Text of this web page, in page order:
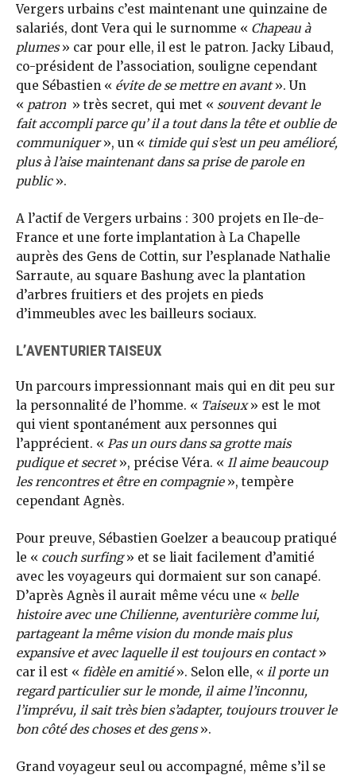
Vergers urbains c’est maintenant une quinzaine de
salariés, dont Vera qui le surnomme « Chapeau à
plumes» car pour elle, il est le patron. Jacky Libaud,
co-président de l’association, souligne cependant
que Sébastien « évite de se mettre en avant». Un
« patron » très secret, qui met « souvent devant le
fait accompli parce qu’ il a tout dans la tête et oublie de
communiquer», un « timide qui s’est un peu amélioré,
plus à l’aise maintenant dans sa prise de parole en
public».
A l’actif de Vergers urbains : 300 projets en Ile-de-
France et une forte implantation à La Chapelle
auprès des Gens de Cottin, sur l’esplanade Nathalie
Sarraute, au square Bashung avec la plantation
d’arbres fruitiers et des projets en pieds
d’immeubles avec les bailleurs sociaux.
L’AVENTURIER TAISEUX
Un parcours impressionnant mais qui en dit peu sur
la personnalité de l’homme. « Taiseux» est le mot
qui vient spontanément aux personnes qui
l’apprécient. « Pas un ours dans sa grotte mais
pudique et secret», précise Véra. « Il aime beaucoup
les rencontres et être en compagnie», tempère
cependant Agnès.
Pour preuve, Sébastien Goelzer a beaucoup pratiqué
le « couch surfing» et se liait facilement d’amitié
avec les voyageurs qui dormaient sur son canapé.
D’après Agnès il aurait même vécu une « belle
histoire avec une Chilienne, aventurière comme lui,
partageant la même vision du monde mais plus
expansive et avec laquelle il est toujours en contact»
car il est « fidèle en amitié». Selon elle, « il porte un
regard particulier sur le monde, il aime l’inconnu,
l’imprévu, il sait très bien s’adapter, toujours trouver le
bon côté des choses et des gens».
Grand voyageur seul ou accompagné, même s’il se